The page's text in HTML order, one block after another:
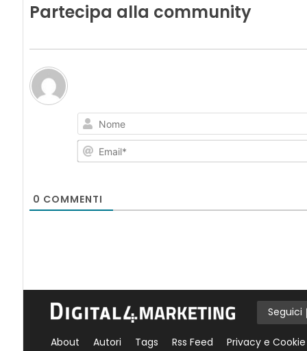
Partecipa alla community
0 COMMENTI
Seguici
About Autori Tags Rss Feed Privacy e